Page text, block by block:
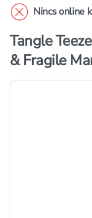
Nincs online
Tangle
& Fragile